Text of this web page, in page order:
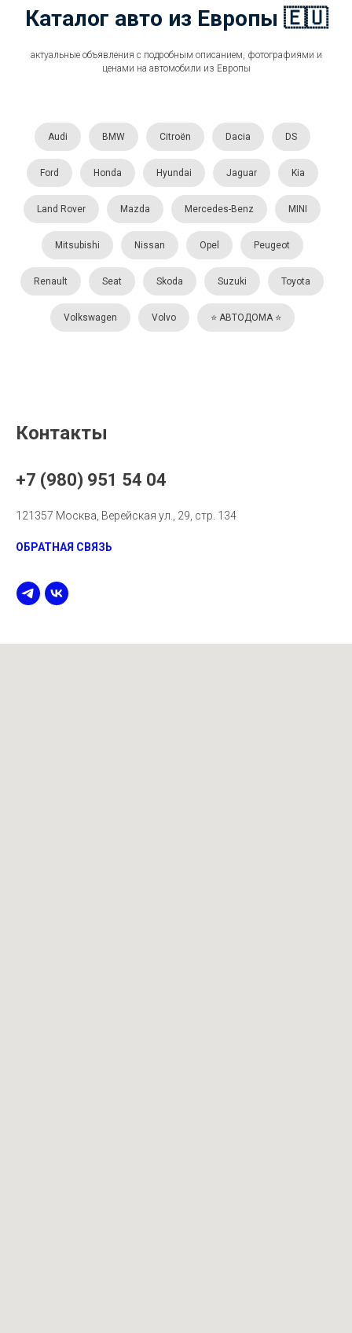
Каталог авто из Европы 🇪🇺
актуальные объявления с подробным описанием, фотографиями и
ценами на автомобили из Европы
Audi BMW Citroën Dacia DS
Ford Honda Hyundai Jaguar Kia
Land Rover Mazda Mercedes-Benz MINI
Mitsubishi Nissan Opel Peugeot
Renault Seat Skoda Suzuki Toyota
Volkswagen Volvo ⭐️ АВТОДОМА ⭐️
Контакты
+7 (980) 951 54 04
121357 Москва, Верейская ул., 29, стр. 134
ОБРАТНАЯ СВЯЗЬ